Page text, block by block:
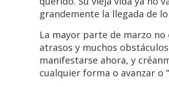
grandemente la llegada de
La mayor parte de marzo
atrasos y muchos
manifestarse ahora, y
cualquier forma o avanzar o